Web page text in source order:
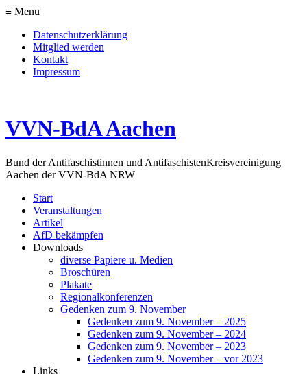
≡ Menu
Datenschutzerklärung
Mitglied werden
Kontakt
Impressum
VVN-BdA Aachen
Bund der Antifaschistinnen und AntifaschistenKreisvereinigung
Aachen der VVN-BdA NRW
Start
Veranstaltungen
Artikel
AfD bekämpfen
Downloads
diverse Papiere u. Medien
Broschüren
Plakate
Regionalkonferenzen
Gedenken zum 9. November
Gedenken zum 9. November – 2025
Gedenken zum 9. November – 2024
Gedenken zum 9. November – 2023
Gedenken zum 9. November – vor 2023
Links